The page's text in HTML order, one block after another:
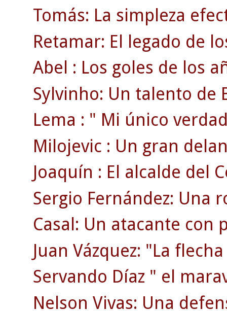
Tomás: La simpleza
Retamar: El legado de
Abel : Los goles de los
Sylvinho: Un talento de
Lema : " Mi único
Milojevic : Un gran
Joaquín : El alcalde del
Sergio Fernández: Una
Casal: Un atacante con
Juan Vázquez: "La
Servando Díaz " el
Nelson Vivas: Una